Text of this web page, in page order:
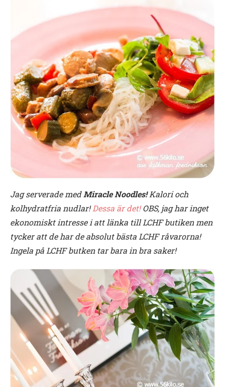
Jag serverade medMiracle Noodles!Kalori och
kolhydratfria nudlar!Dessa är det!OBS, jag har inget
ekonomiskt intresse i att länka till LCHF butiken men
tycker att de har de absolut bästa LCHF råvarorna!
Ingela på LCHF butken tar bara in bra saker!